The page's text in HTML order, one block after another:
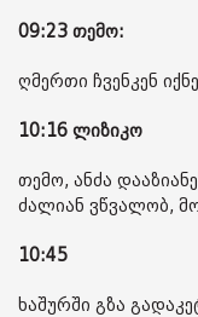
09:23 თემო:
ღმერთი ჩვენკენ
10:16 ლიზიკო
თემო, ანძა
ძალიან ვწვალობ,
10:45
ხაშურში გზა